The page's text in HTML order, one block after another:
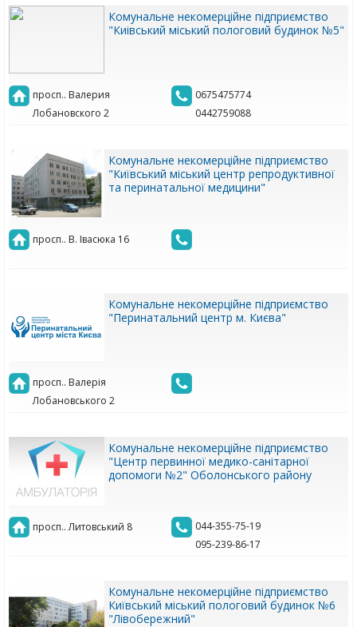
Комунальне некомерційне підприємство
"Киівський міський пологовий будинок №5"
просп.. Валерия
Лобановского 2
0675475774
0442759088
Комунальне некомерційне підприємство
"Київський міський центр репродуктивної
та перинатальної медицини"
просп.. В. Івасюка 16
Комунальне некомерційне підприємство
"Перинатальний центр м. Києва"
просп.. Валерія
Лобановського 2
Комунальне некомерційне підприємство
"Центр первинної медико-санітарної
допомоги №2" Оболонського району
просп.. Литовський 8
044-355-75-19
095-239-86-17
Комунальне некомерційне підприємство
Київський міський пологовий будинок №6
"Лівобережний"